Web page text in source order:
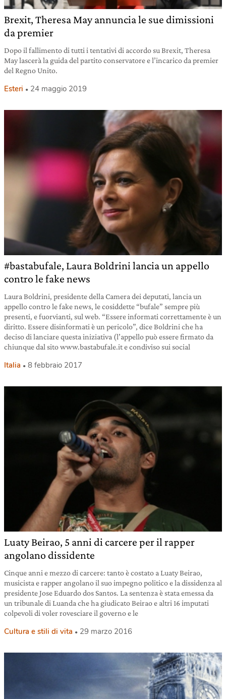
Brexit, Theresa May annuncia le sue dimissioni
da premier
Dopo il fallimento di tutti i tentativi di accordo su Brexit, Theresa
May lascerà la guida del partito conservatore e l’incarico da premier
del Regno Unito.
Esteri 24 maggio 2019
#bastabufale, Laura Boldrini lancia un appello
contro le fake news
Laura Boldrini, presidente della Camera dei deputati, lancia un
appello contro le fake news, le cosiddette “bufale” sempre più
presenti, e fuorvianti, sul web. “Essere informati correttamente è un
diritto. Essere disinformati è un pericolo”, dice Boldrini che ha
deciso di lanciare questa iniziativa (l’appello può essere firmato da
chiunque dal sito www.bastabufale.it e condiviso sui social
Italia 8 febbraio 2017
Luaty Beirao, 5 anni di carcere per il rapper
angolano dissidente
Cinque anni e mezzo di carcere: tanto è costato a Luaty Beirao,
musicista e rapper angolano il suo impegno politico e la dissidenza al
presidente Jose Eduardo dos Santos. La sentenza è stata emessa da
un tribunale di Luanda che ha giudicato Beirao e altri 16 imputati
colpevoli di voler rovesciare il governo e le
Cultura e stili di vita 29 marzo 2016